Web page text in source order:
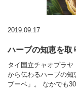
2019.09.17
ハーブの知恵を取
タイ国立チャオプラ
から伝わるハーブの知
ブーベ」。 なかでも